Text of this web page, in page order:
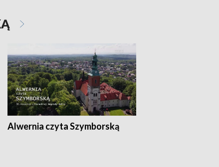
Alwernia czyta Szymborską